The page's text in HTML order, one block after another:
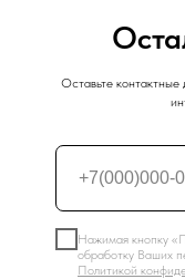
Оставьте
Нажимая кнопку
обработку Ваших
Политикой